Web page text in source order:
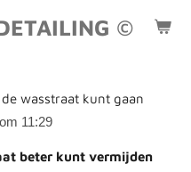
©
wasstraat kunt gaan
11:29
beter kunt vermijden